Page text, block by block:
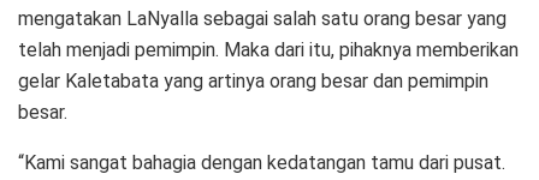
mengatakan LaNyalla sebagai salah satu orang besar yang
telah menjadi pemimpin. Maka dari itu, pihaknya memberikan
gelar Kaletabata yang artinya orang besar dan pemimpin
besar.
“Kami sangat bahagia dengan kedatangan tamu dari pusat.